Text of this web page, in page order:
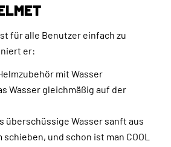
für alle Benutzer einfach zu
er:
mit Wasser
Wasser gleichmäßig auf der
überschüssige Wasser sanft aus
und schon ist man COOL